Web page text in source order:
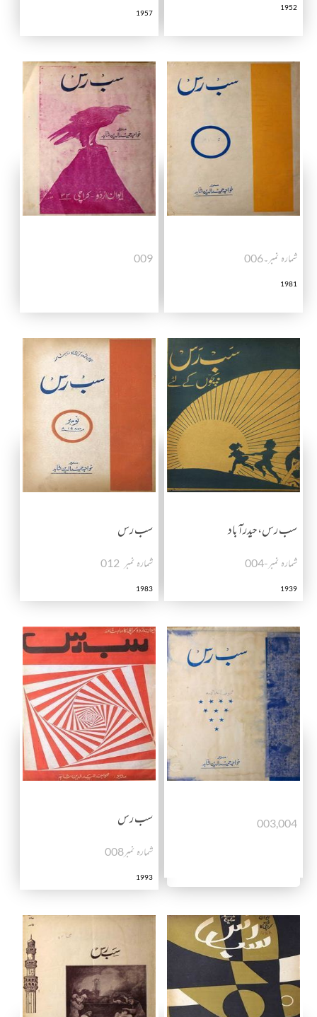
1952
1957
شمارہ نمبر۔006
1981
009
سب رس،حیدرآباد
شمارہ نمبر-004
1939
سب رس
شمارہ نمبر ـ 012
1983
003,004 سب رس
شمارہ نمبرـ008
1993